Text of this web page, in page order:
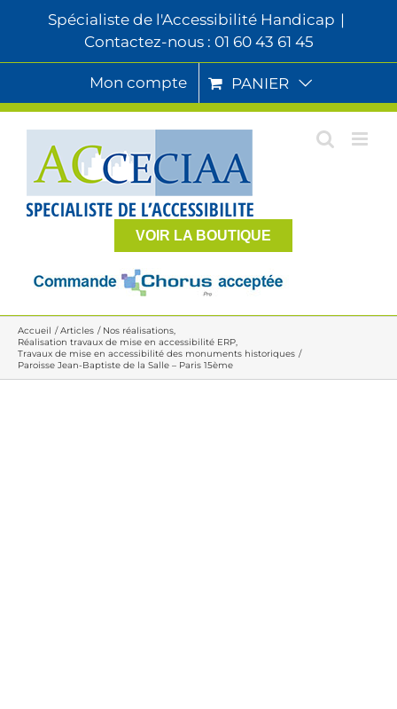
Spécialiste de l'Accessibilité Handicap |
Contactez-nous : 01 60 43 61 45
Mon compte PANIER
VOIR LA BOUTIQUE
Accueil Articles
Nos réalisations
Réalisation travaux de mise en accessibilité ERP
Travaux de mise en accessibilité des monuments historiques
Paroisse Jean-Baptiste de la Salle – Paris 15ème